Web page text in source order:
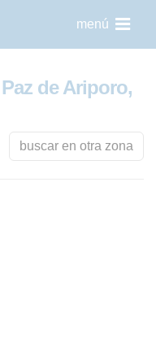
menú
Paz de Ariporo,
buscar en otra zona